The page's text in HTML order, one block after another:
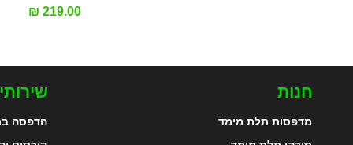
מחיר‏219.00 ‏₪
הדפסה
חנות
מדפסות תלת מימד